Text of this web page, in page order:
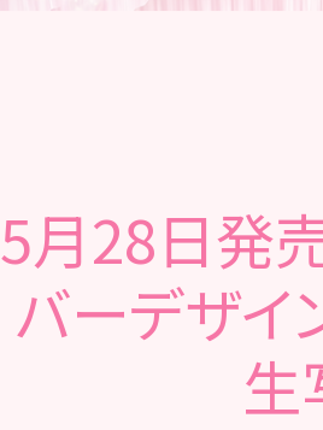
5月28日発
バーデザイ
生